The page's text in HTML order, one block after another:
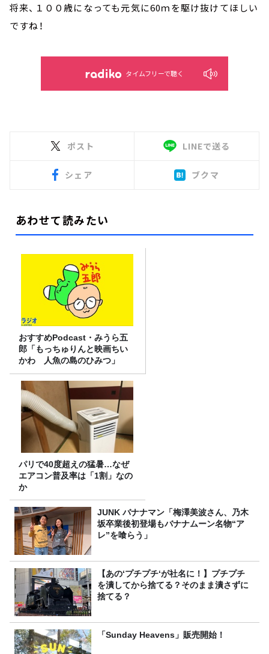
将来、１００歳になっても元気に60ｍを駆け抜けてほしい
ですね！
タイムフリーで聴く
ポスト LINEで送る
シェア ブクマ
あわせて読みたい
おすすめPodcast・みうら五
郎「もっちゅりんと映画ちい
かわ 人魚の島のひみつ」
パリで40度超えの猛暑…なぜ
エアコン普及率は「1割」なの
か
JUNK バナナマン「梅澤美波さん、乃木
坂卒業後初登場もバナナムーン名物“ア
レ”を喰らう」
【あの‘プチプチ‘が社名に！】プチプチ
を潰してから捨てる？そのまま潰さずに
捨てる？
「Sunday Heavens」販売開始！